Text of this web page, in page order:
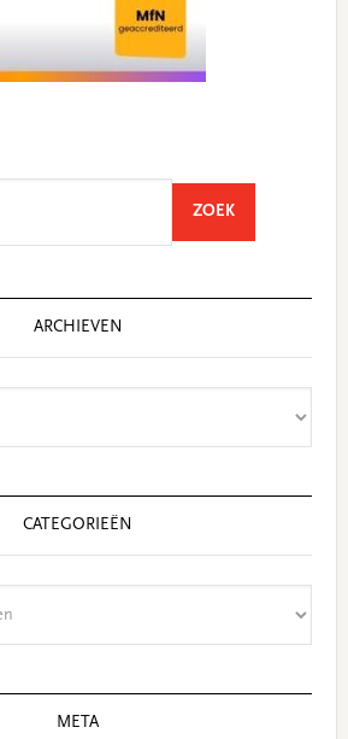
ZOEKSEARCH
ARCHIEVEN
CATEGORIEËN
META